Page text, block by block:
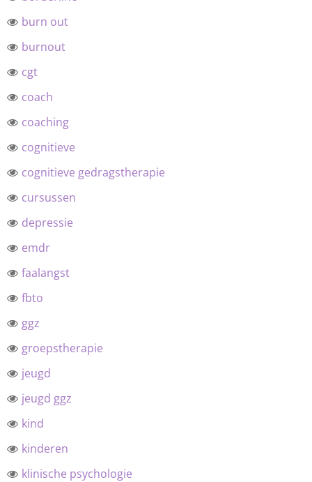
burn out
burnout
cgt
coach
coaching
cognitieve
cognitieve gedragstherapie
cursussen
depressie
emdr
faalangst
fbto
ggz
groepstherapie
jeugd
jeugd ggz
kind
kinderen
klinische psychologie